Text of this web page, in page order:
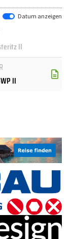
Datum anzeigen
II
II